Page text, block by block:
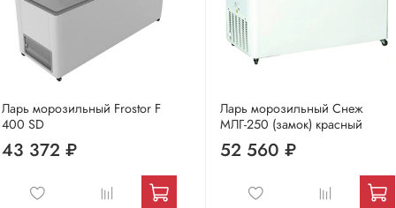
Ларь морозильный Frostor F
400 SD
43 372 ₽
Ларь морозильный Снеж
МЛГ-250 (замок) красный
52 560 ₽